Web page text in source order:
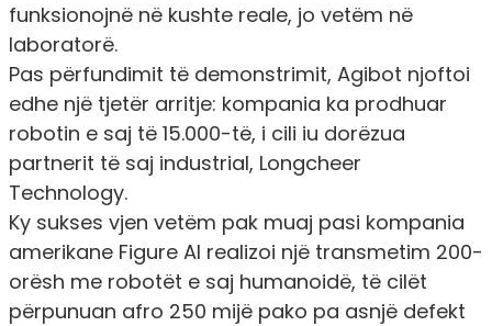
funksionojnë në kushte reale, jo vetëm në
laboratorë.
Pas përfundimit të demonstrimit, Agibot njoftoi
edhe një tjetër arritje: kompania ka prodhuar
robotin e saj të 15.000-të, i cili iu dorëzua
partnerit të saj industrial, Longcheer
Technology.
Ky sukses vjen vetëm pak muaj pasi kompania
amerikane Figure AI realizoi një transmetim 200-
orësh me robotët e saj humanoidë, të cilët
përpunuan afro 250 mijë pako pa asnjë defekt